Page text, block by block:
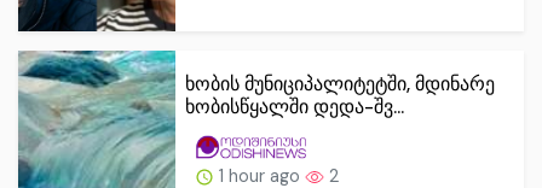
ხობის მუნიციპალიტეტში, მდინარე
ხობისწყალში დედა-შვ...
1 hour ago 2